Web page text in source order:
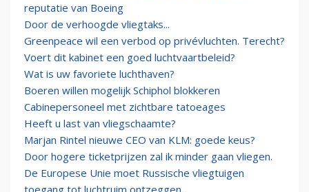
reputatie van Boeing
Door de verhoogde vliegtaks...
Greenpeace wil een verbod op privévluchten. Terecht?
Voert dit kabinet een goed luchtvaartbeleid?
Wat is uw favoriete luchthaven?
Boeren willen mogelijk Schiphol blokkeren
Cabinepersoneel met zichtbare tatoeages
Heeft u last van vliegschaamte?
Marjan Rintel nieuwe CEO van KLM: goede keus?
Door hogere ticketprijzen zal ik minder gaan vliegen.
De Europese Unie moet Russische vliegtuigen